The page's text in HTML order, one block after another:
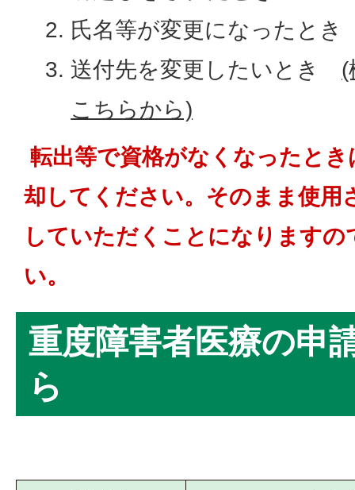
氏名等が変更になったとき
送付先を変更したいとき (
こちらから)
転出等で資格がなくなったと
却してください。そのまま使用
していただくことになりますの
い。
重度障害者医療の申
ら